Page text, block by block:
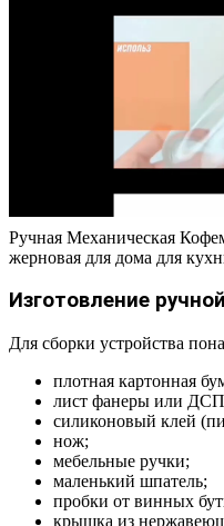
Ручная Механическая
жерновая для дома для
Изготовление
Для сборки устройства
плотная картонная
лист фанеры или
силиконовый клей
нож;
мебельные ручки;
маленький шпатель;
пробки от винных
крышка из